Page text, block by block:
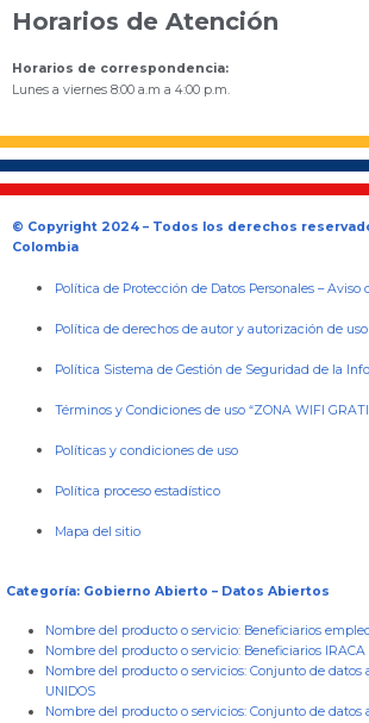
Horarios de Atención
Horarios de correspondencia:
Lunes a viernes 8:00 a.m a 4:00 p.m.
© Copyright 2024 – Todos los derechos
Colombia
Política de Protección de Datos Personales –Aviso
Política de derechos de autor y autorización de
Política Sistema de Gestión de Seguridad de la
Términos y Condiciones de uso “ZONA WIFI
Políticas y condiciones de uso
Política proceso estadístico
Mapa del sitio
Categoría: Gobierno Abierto – Datos Abiertos
Nombre del producto o servicio: Beneficiarios
Nombre del producto o servicio: Beneficiarios IRACA
Nombre del producto o servicios: Conjunto de datos
UNIDOS
Nombre del producto o servicios: Conjunto de datos